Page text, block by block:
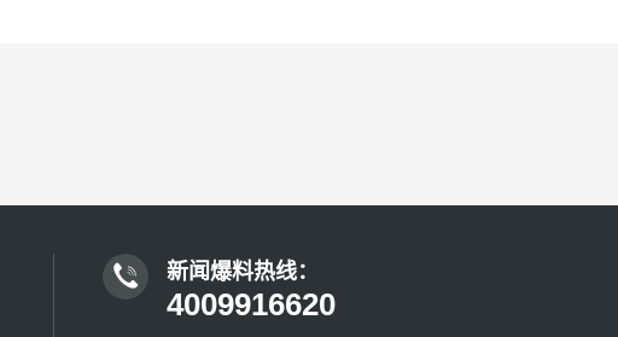
新闻爆料热线：
4009916620